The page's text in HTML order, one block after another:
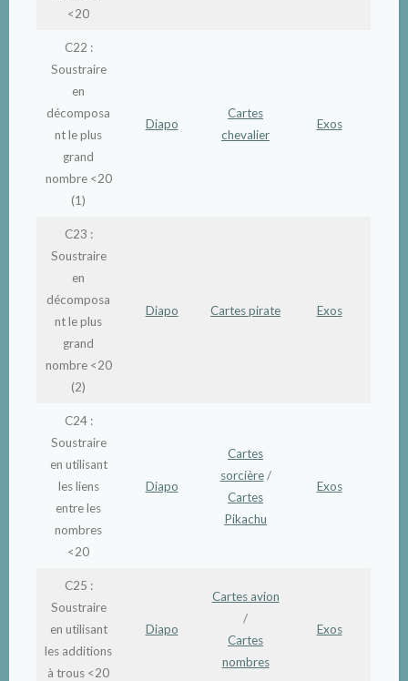
<20
C22 :
Soustraire
en
décomposa
nt le plus
grand
nombre <20
(1)
Diapo
Cartes
chevalier
Exos
C23 :
Soustraire
en
décomposa
nt le plus
grand
nombre <20
(2)
Diapo Cartes pirate Exos
C24 :
Soustraire
en utilisant
les liens
entre les
nombres
<20
Diapo
Cartes
sorcière/
Cartes
Pikachu
Exos
C25 :
Soustraire
en utilisant
les additions
à trous <20
Diapo
Cartes avion
/
Cartes
nombres
Exos